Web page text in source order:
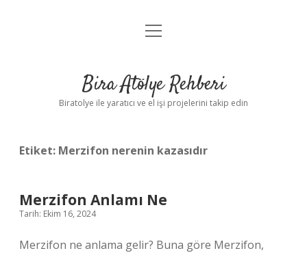
Anasayfa
Yasal Uyarı
menüyü
Bira Atölye Rehberi
Biratolye ile yaratıcı ve el işi projelerini takip edin
Etiket: Merzifon nerenin kazasıdır
Merzifon Anlamı Ne
Tarih: Ekim 16, 2024
Merzifon ne anlama gelir? Buna göre Merzifon,